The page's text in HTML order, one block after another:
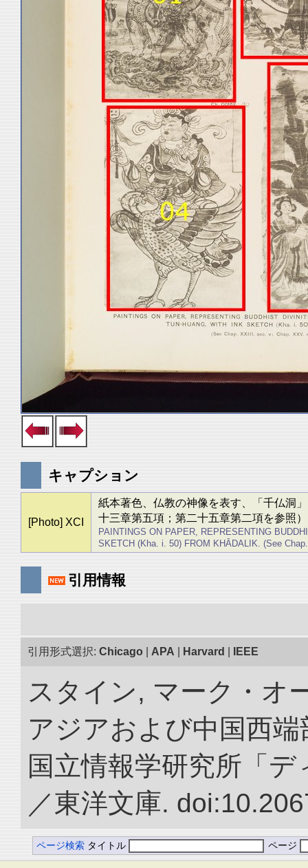
キャプション
[Photo] XCI
紙本著色、仏教の神像を表す、「千仏洞
十三章第五項；第二十五章第二項を参照）
PAINTINGS ON PAPER, REPRESENTING
SKETCH (Kha. i. 50) FROM KHĀDALIK. (See
引用情報
引用形式選択: Chicago APA Harvard IEEE
スタイン, マーク・オ
アジアおよび中国西
国立情報学研究所「
／東洋文庫.
ページ検索 タイトル ページ